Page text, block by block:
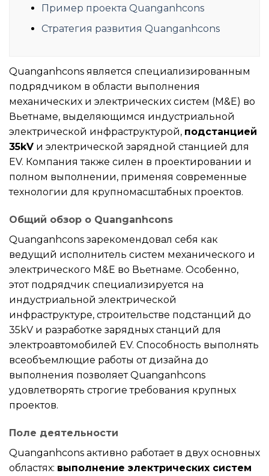
Пример проекта Quanganhcons
Стратегия развития Quanganhcons
Quanganhcons является специализированным
подрядчиком в области выполнения
механических и электрических систем (M&E) во
Вьетнаме, выделяющимся индустриальной
электрической инфраструктурой, подстанцией
35kV и электрической зарядной станцией для
EV. Компания также силен в проектировании и
полном выполнении, применяя современные
технологии для крупномасштабных проектов.
Общий обзор о Quanganhcons
Quanganhcons зарекомендовал себя как
ведущий исполнитель систем механического и
электрического M&E во Вьетнаме. Особенно,
этот подрядчик специализируется на
индустриальной электрической
инфраструктуре, строительстве подстанций до
35kV и разработке зарядных станций для
электроавтомобилей EV. Способность выполнять
всеобъемлющие работы от дизайна до
выполнения позволяет Quanganhcons
удовлетворять строгие требования крупных
проектов.
Поле деятельности
Quanganhcons активно работает в двух основных
областях: выполнение электрических систем